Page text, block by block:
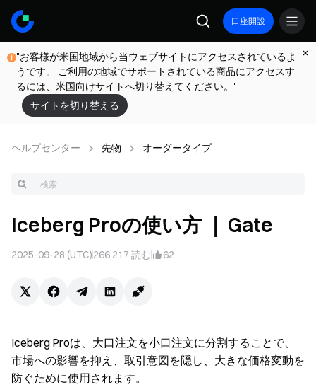
口座開設
"お客様が米国地域から当ウェブサイトにアクセスされているよ
うです。 ご利用の地域でサポートされている商品にアクセスす
るには、米国向けサイトへ切り替えてください。"
サイトを切り替える
ヘルプセンター 先物 オーダータイプ
Iceberg Proの使い方 ｜ Gate
2025-09-28 (UTC)266,217 読む 62
Iceberg Proは、大口注文を小口注文に分割することで、
市場への影響を抑え、取引意図を隠し、大きな価格変動を
防ぐために使用されます。